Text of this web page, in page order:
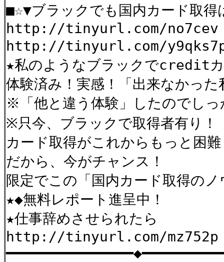
■☆▼ブラックでも国内カード取得
http://tinyurl.com/no7cev
http://tinyurl.com/y9qks7p
★私のようなブラックでcredit
体験済み！実感！「出来なかっ
※「他と違う体験」したのでし
※只今、ブラックで取得者有り！
カード取得がこれからもっと困難
だから、今がチャンス！
限定でこの「国内カード取得の
★◆無料レポート進呈中！
★仕事辞めさせられたら
http://tinyurl.com/mz752p